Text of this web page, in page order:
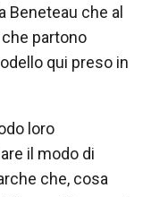
Beneteau che al
partono
qui preso in
loro
il modo di
che, cosa